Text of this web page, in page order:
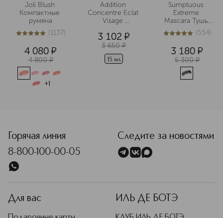
Joli Blush
Компактные
румяна
5из 51137 (1137)
4 080 ¤
4 800 ¤
+1
Addition
Concentre Eclat
Visage
эффектом
загара для лица
3 102 ¤
3 650 ¤
15 мл
Sumptuous
Extreme
Mascara Тушь
для ресниц
4.9из5554 (554)
3 180 ¤
5 300 ¤
Горячая линия
8-800-100-00-05
Следите за новостями
Для вас ИЛЬ ДЕ БОТЭ